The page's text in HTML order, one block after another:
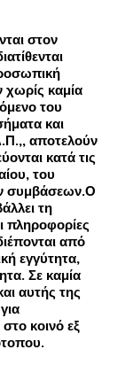
στον
χωρίς καμία
του
και
αποτελούν
κατά τις
του
συμβάσεων.Ο
τη
πληροφορίες
από
εγγύτητα,
Σε καμία
αυτής της
κοινό εξ